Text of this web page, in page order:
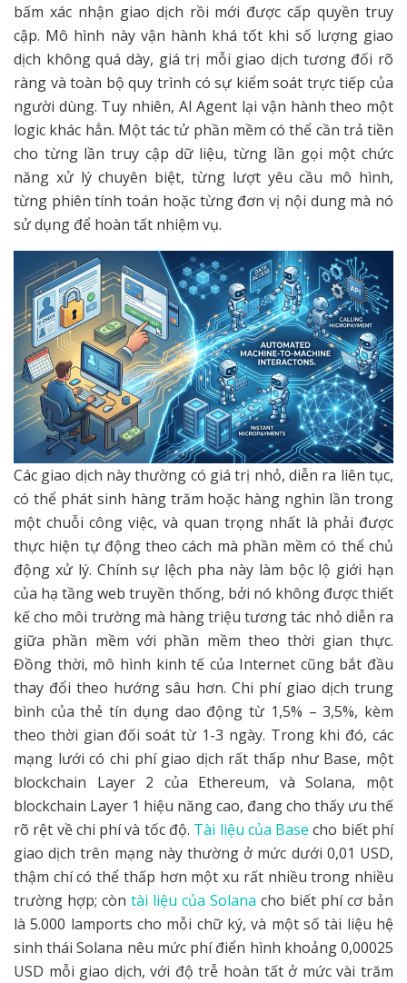
bấm xác nhận giao dịch rồi mới được cấp quyền truy
cập. Mô hình này vận hành khá tốt khi số lượng giao
dịch không quá dày, giá trị mỗi giao dịch tương đối rõ
ràng và toàn bộ quy trình có sự kiểm soát trực tiếp của
người dùng. Tuy nhiên, AI Agent lại vận hành theo một
logic khác hẳn. Một tác tử phần mềm có thể cần trả tiền
cho từng lần truy cập dữ liệu, từng lần gọi một chức
năng xử lý chuyên biệt, từng lượt yêu cầu mô hình,
từng phiên tính toán hoặc từng đơn vị nội dung mà nó
sử dụng để hoàn tất nhiệm vụ.
Các giao dịch này thường có giá trị nhỏ, diễn ra liên tục,
có thể phát sinh hàng trăm hoặc hàng nghìn lần trong
một chuỗi công việc, và quan trọng nhất là phải được
thực hiện tự động theo cách mà phần mềm có thể chủ
động xử lý. Chính sự lệch pha này làm bộc lộ giới hạn
của hạ tầng web truyền thống, bởi nó không được thiết
kế cho môi trường mà hàng triệu tương tác nhỏ diễn ra
giữa phần mềm với phần mềm theo thời gian thực.
Đồng thời, mô hình kinh tế của Internet cũng bắt đầu
thay đổi theo hướng sâu hơn. Chi phí giao dịch trung
bình của thẻ tín dụng dao động từ 1,5% – 3,5%, kèm
theo thời gian đối soát từ 1-3 ngày. Trong khi đó, các
mạng lưới có chi phí giao dịch rất thấp như Base, một
blockchain Layer 2 của Ethereum, và Solana, một
blockchain Layer 1 hiệu năng cao, đang cho thấy ưu thế
rõ rệt về chi phí và tốc độ. Tài liệu của Base cho biết phí
giao dịch trên mạng này thường ở mức dưới 0,01 USD,
thậm chí có thể thấp hơn một xu rất nhiều trong nhiều
trường hợp; còn tài liệu của Solana cho biết phí cơ bản
là 5.000 lamports cho mỗi chữ ký, và một số tài liệu hệ
sinh thái Solana nêu mức phí điển hình khoảng 0,00025
USD mỗi giao dịch, với độ trễ hoàn tất ở mức vài trăm